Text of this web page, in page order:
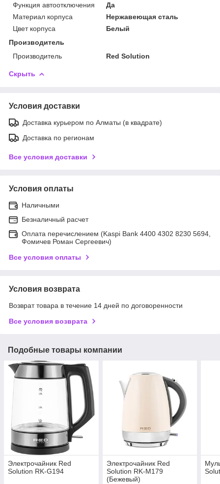
Функция автоотключения
Да
Материал корпуса
Нержавеющая сталь
Цвет корпуса
Белый
Производитель
Производитель
Red Solution
Скрыть
Условия доставки
Доставка курьером по Алматы (в квадрате)
Доставка по регионам
Все условия доставки
Условия оплаты
Наличными
Безналичный расчет
Оплата перечислением (Kaspi Bank 4400 4302 8230 5694,
Фомичев Роман Сергеевич)
Все условия оплаты
Условия возврата
Возврат товара в течение 14 дней по договоренности
Все условия возврата
Подобные товары компании
Электрочайник Red
Solution RK-G194
Электрочайник Red
Solution RK-M179
(Бежевый)